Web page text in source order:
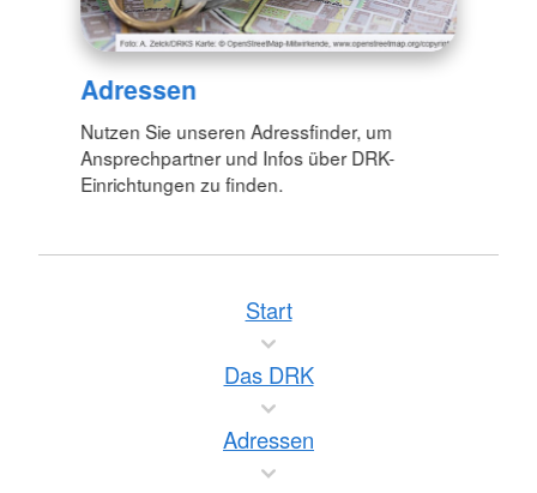
Adressen
Nutzen Sie unseren Adressfinder, um
Ansprechpartner und Infos über DRK-
Einrichtungen zu finden.
Start
Das DRK
Adressen